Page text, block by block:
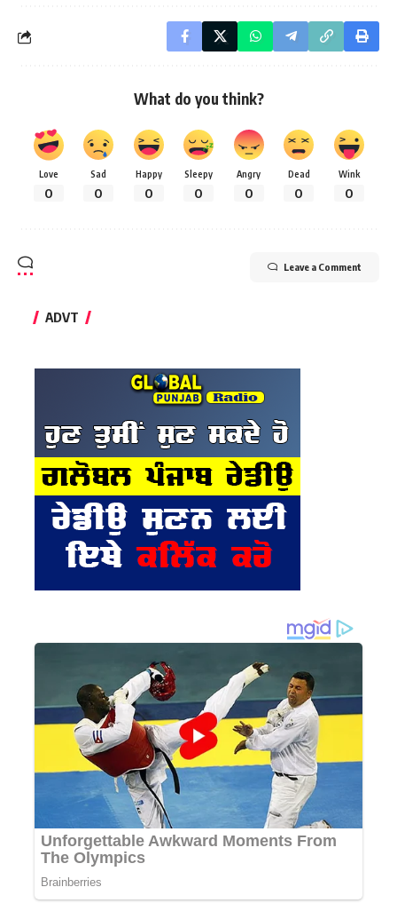
What do you think?
Love
0
Sad
0
Happy
0
Sleepy
0
Angry
0
Dead
0
Wink
0
Leave a Comment
ADVT